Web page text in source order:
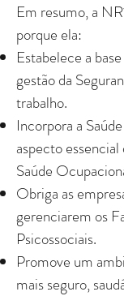
Em resumo, a
porque ela:
Estabelece a
gestão da
trabalho.
Incorpora a
aspecto essencial
Saúde
Obriga as
gerenciarem os
Psicossociais.
Promove um
mais seguro,